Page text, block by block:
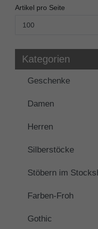
Artikel pro Seite
Kategorien
Geschenke
Damen
Herren
Silberstöcke
Stöbern im
Farben-Froh
Gothic